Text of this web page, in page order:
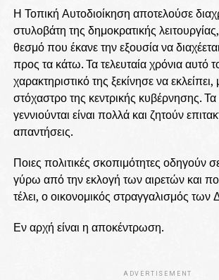
Η Τοπική Αυτοδιοίκηση αποτελούσε
στυλοβάτη της δημοκρατικής
θεσμό που έκανε την εξουσία να
προς τα κάτω. Τα τελευταία χρόνια αυτό
χαρακτηριστικό της ξεκίνησε να
στόχαστρο της κεντρικής κυβέρνησης.
γεννιούνται είναι πολλά και ζητούν
απαντήσεις.
Ποιες πολιτικές σκοπιμότητες οδηγούν
γύρω από την εκλογή των αιρετών και
τέλει, ο οικονομικός στραγγαλισμός
Εν αρχή είναι η αποκέντρωση.
ADVERTISEMENT